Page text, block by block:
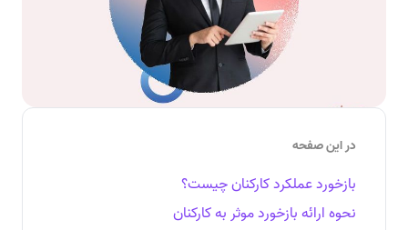
در این صفحه
بازخورد عملکرد کارکنان چیست؟
نحوه ارائه بازخورد موثر به کارکنان